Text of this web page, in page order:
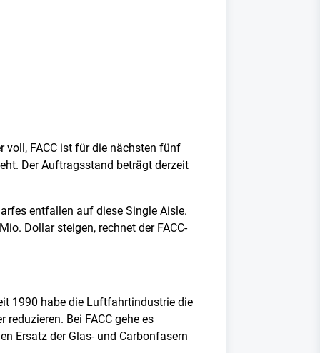
FACC ist für die nächsten fünf
Der Auftragsstand beträgt derzeit
entfallen auf diese Single Aisle.
Dollar steigen, rechnet der FACC-
1990 habe die Luftfahrtindustrie die
Bei FACC gehe es
Ersatz der Glas- und Carbonfasern